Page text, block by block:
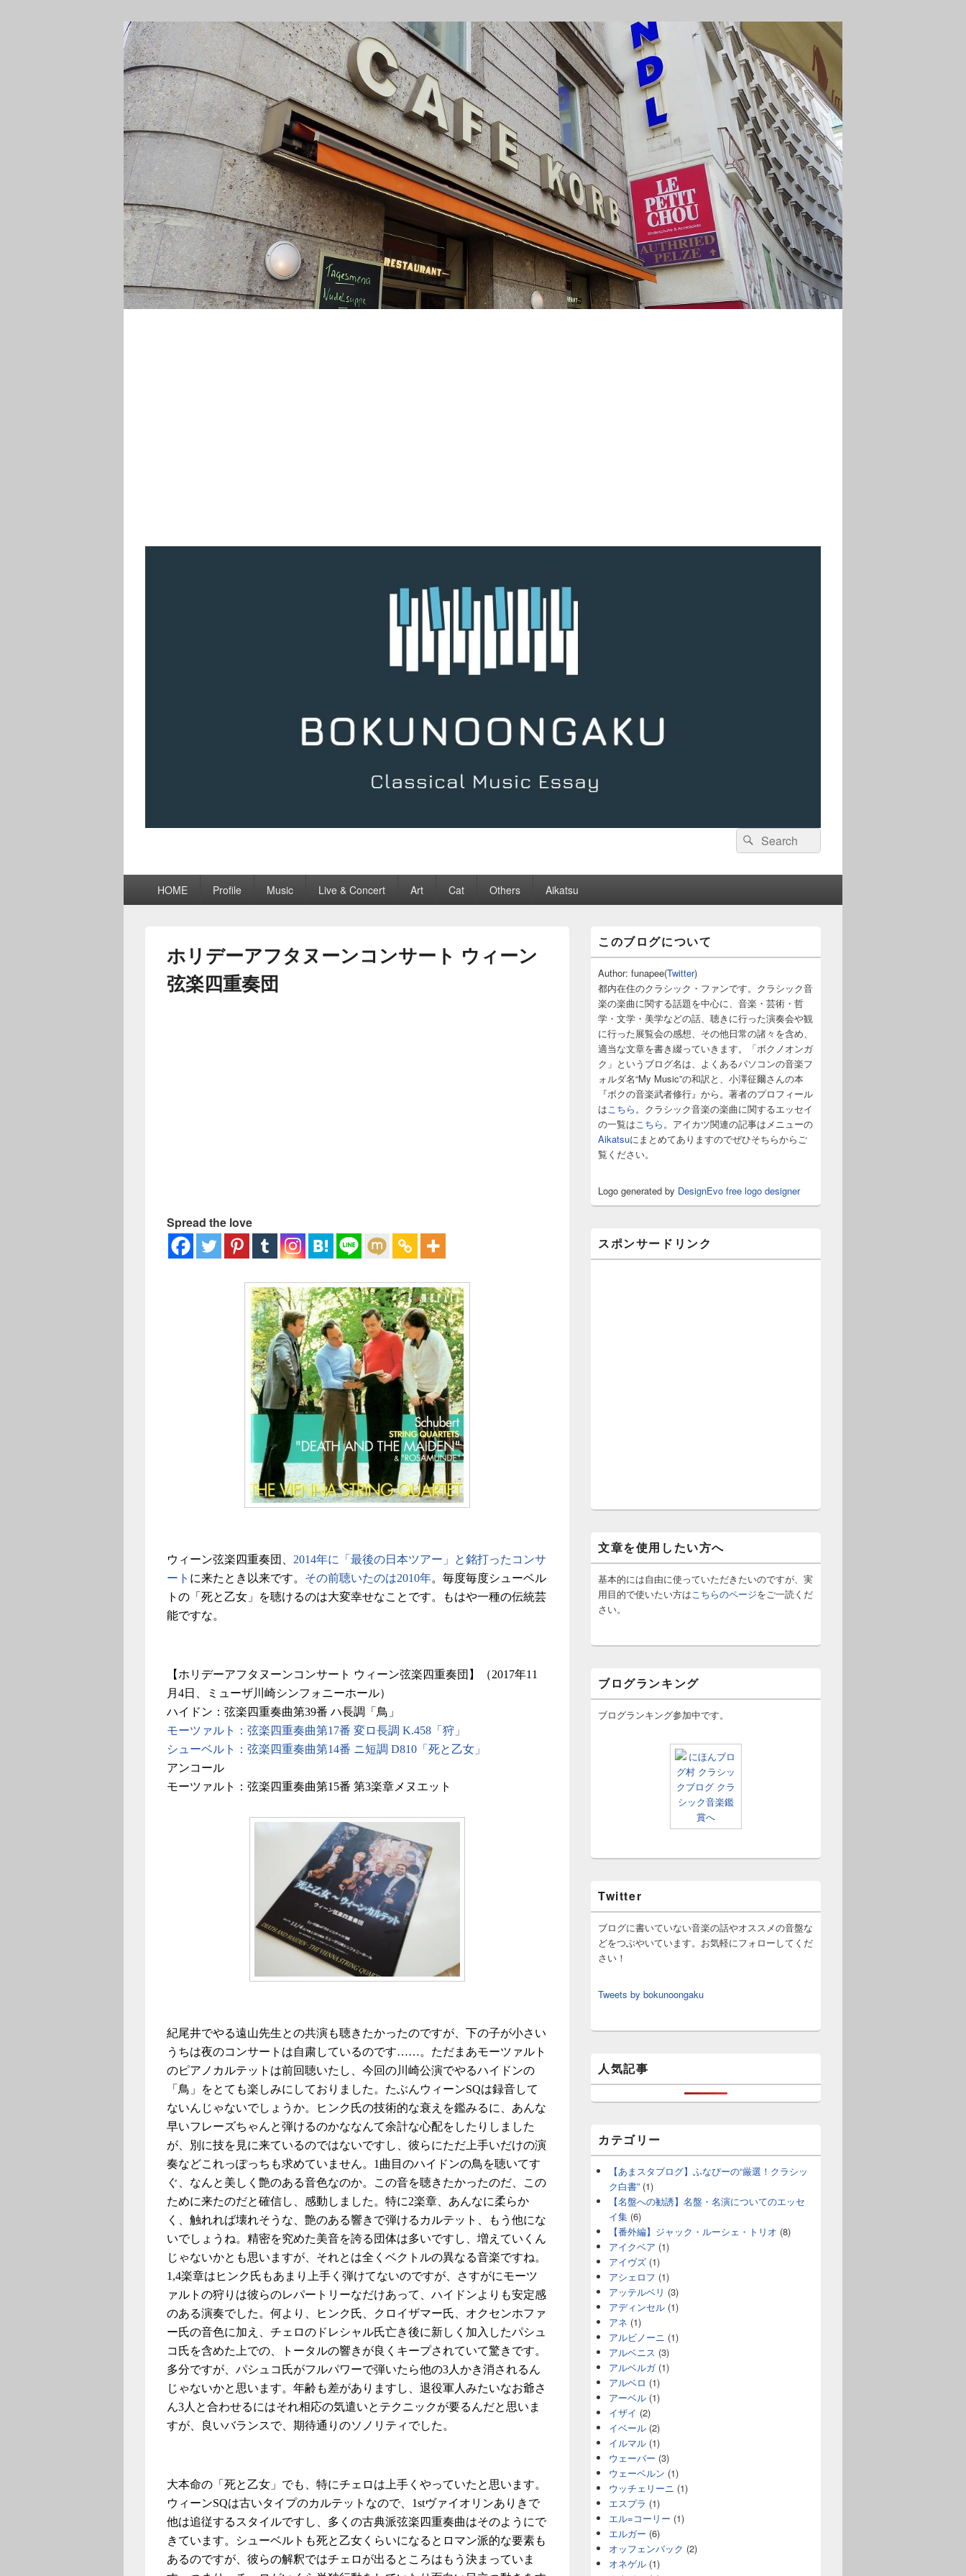
検
索:
検
索
HOME Profile Music Live & Concert Art Cat Others Aikatsu
ホリデーアフタヌーンコンサート ウィーン
弦楽四重奏団
Spread the love
ウィーン弦楽四重奏団、 2014年に「最後の日本ツアー」と銘打ったコンサ
ート に来たとき以来です。 その前聴いたのは2010年。毎度毎度シューベル
トの「死と乙女」を聴けるのは大変幸せなことです。もはや一種の伝統芸
能ですな。
【ホリデーアフタヌーンコンサート ウィーン弦楽四重奏団】（2017年11
月4日、ミューザ川崎シンフォニーホール）
ハイドン：弦楽四重奏曲第39番 ハ長調「鳥」
モーツァルト：弦楽四重奏曲第17番 変ロ長調 K.458「狩」
シューベルト：弦楽四重奏曲第14番 ニ短調 D810「死と乙女」
アンコール
モーツァルト：弦楽四重奏曲第15番 第3楽章メヌエット
紀尾井でやる遠山先生との共演も聴きたかったのですが、下の子が小さい
うちは夜のコンサートは自粛しているのです……。ただまあモーツァルト
のピアノカルテットは前回聴いたし、今回の川崎公演でやるハイドンの
「鳥」をとても楽しみにしておりました。たぶんウィーンSQは録音して
ないんじゃないでしょうか。ヒンク氏の技術的な衰えを鑑みるに、あんな
早いフレーズちゃんと弾けるのかななんて余計な心配をしたりしました
が、別に技を見に来ているのではないですし、彼らにただ上手いだけの演
奏などこれっぽっちも求めていません。1曲目のハイドンの鳥を聴いてす
ぐ、なんと美しく艶のある音色なのか。この音を聴きたかったのだ、この
ために来たのだと確信し、感動しました。特に2楽章、あんなに柔らか
く、触れれば壊れそうな、艶のある響きで弾けるカルテット、もう他にな
いでしょうね。精密を究めた美音を誇る団体は多いですし、増えていくん
じゃないかとも思いますが、それとは全くベクトルの異なる音楽ですね。
1,4楽章はヒンク氏もあまり上手く弾けてないのですが、さすがにモーツ
ァルトの狩りは彼らのレパートリーなだけあって、ハイドンよりも安定感
のある演奏でした。何より、ヒンク氏、クロイザマー氏、オクセンホファ
ー氏の音色に加え、チェロのドレシャル氏亡き後に新しく加入したパシュ
コ氏を含めた上での、トータルの響きが良くキープされていて驚きです。
多分ですが、パシュコ氏がフルパワーで弾いたら他の3人かき消されるん
じゃないかと思います。年齢も差がありますし、退役軍人みたいなお爺さ
ん3人と合わせるにはそれ相応の気遣いとテクニックが要るんだと思いま
すが、良いバランスで、期待通りのソノリティでした。
大本命の「死と乙女」でも、特にチェロは上手くやっていたと思います。
ウィーンSQは古いタイプのカルテットなので、1stヴァイオリンありきで
他は追従するスタイルですし、多くの古典派弦楽四重奏曲はそのようにで
きています。シューベルトも死と乙女くらいになるとロマン派的な要素も
あるのですが、彼らの解釈ではチェロが出るところはもう決まっていま
ン
サ
イ
バ
ー
ウ
ィ
ジ
エ
リ
ア
このブログについて
Author: funapee(Twitter)
都内在住のクラシック・ファンです。クラシック音
楽の楽曲に関する話題を中心に、音楽・芸術・哲
学・文学・美学などの話、聴きに行った演奏会や観
に行った展覧会の感想、その他日常の諸々を含め、
適当な文章を書き綴っていきます。「ボクノオンガ
ク」というブログ名は、よくあるパソコンの音楽フ
ォルダ名“My Music”の和訳と、小澤征爾さんの本
『ボクの音楽武者修行』から。著者のプロフィール
は こちら 。クラシック音楽の楽曲に関するエッセイ
の一覧は こちら 。アイカツ関連の記事はメニューの
Aikatsuにまとめてありますのでぜひそちらからご
覧ください。
Logo generated by DesignEvo free logo designer
スポンサードリンク
文章を使用したい方へ
基本的には自由に使っていただきたいのですが、実
用目的で使いたい方は こちらのページをご一読くだ
さい。
ブログランキング
ブログランキング参加中です。
Twitter
ブログに書いていない音楽の話やオススメの音盤な
どをつぶやいています。お気軽にフォローしてくだ
さい！
Tweets by bokunoongaku
人気記事
カテゴリー
【あまスタブログ】ふなぴーの“厳選！クラシッ
ク白書” (1)
【名盤への勧誘】名盤・名演についてのエッセ
イ集 (6)
【番外編】ジャック・ルーシェ・トリオ (8)
アイクベア (1)
アイヴズ (1)
アシェロフ (1)
アッテルベリ (3)
アディンセル (1)
アネ (1)
アルビノーニ (1)
アルベニス (3)
アルベルガ(1)
アルベロ (1)
アーベル (1)
イザイ (2)
イベール (2)
イルマル (1)
ウェーバー (3)
ウェーベルン (1)
ウッチェリーニ (1)
エスプラ (1)
エル=コーリー (1)
エルガー (6)
オッフェンバック (2)
オネゲル (1)